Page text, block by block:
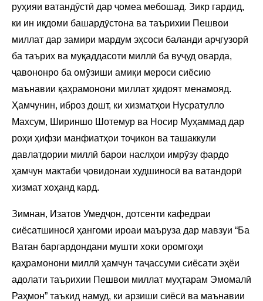
руҳияи ватандӯстӣ дар ҷомеа мебошад. Зикр гардид,
ки ин иқдоми башардӯстона ва таърихии Пешвои
миллат дар замири мардум эҳсоси баланди арҷгузорӣ
ба таърих ва муқаддасоти миллӣ ба вуҷуд оварда,
ҷавононро ба омӯзиши амиқи мероси сиёсию
маънавии қаҳрамонони миллат ҳидоят менамояд.
Ҳамчунин, иброз дошт, ки хизматҳои Нусратулло
Махсум, Шириншо Шотемур ва Носир Муҳаммад дар
роҳи ҳифзи манфиатҳои тоҷикон ва ташаккули
давлатдории миллӣ барои наслҳои имрӯзу фардо
ҳамчун мактаби ҷовидонаи худшиносӣ ва ватандорӣ
хизмат хоҳанд кард.
Зимнан, Изатов Умедҷон, дотсенти кафедраи
сиёсатшиносӣ ҳангоми ироаи маъруза дар мавзуи “Ба
Ватан баргардондани мушти хоки оромгоҳи
қаҳрамонони миллӣ ҳамчун таҷассуми сиёсати эҳёи
адолати таърихии Пешвои миллат муҳтарам Эмомалӣ
Раҳмон” таъкид намуд, ки арзиши сиёсӣ ва маънавии